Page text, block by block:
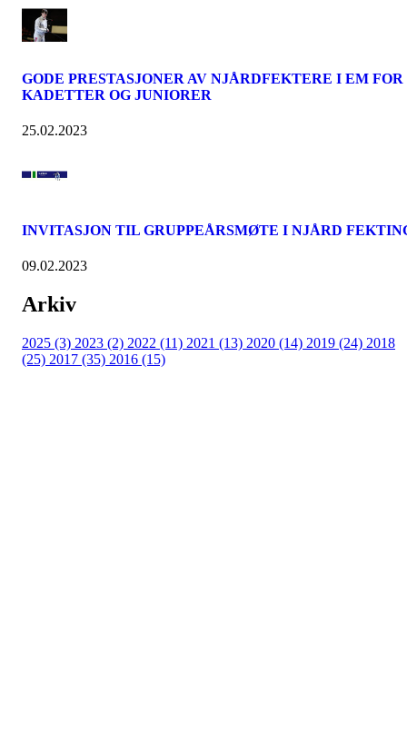
GODE PRESTASJONER AV NJÅRDFEKTERE I EM FOR
KADETTER OG JUNIORER
25.02.2023
INVITASJON TIL GRUPPEÅRSMØTE I NJÅRD
09.02.2023
Arkiv
2025 (3) 2023 (2) 2022 (11) 2021 (13) 2020 (14) 2019 (24) 2018
(25) 2017 (35) 2016 (15)